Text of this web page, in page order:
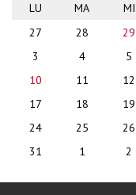
month-
LU MA MI
27
28 29
3
4 5
10
11 12
17
18 19
24
25 26
31
1 2